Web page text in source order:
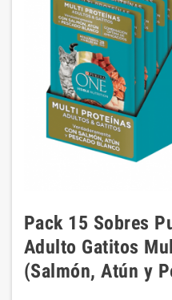
Pack 15 Sobres
Adulto Gatitos
(Salmón, Atún y